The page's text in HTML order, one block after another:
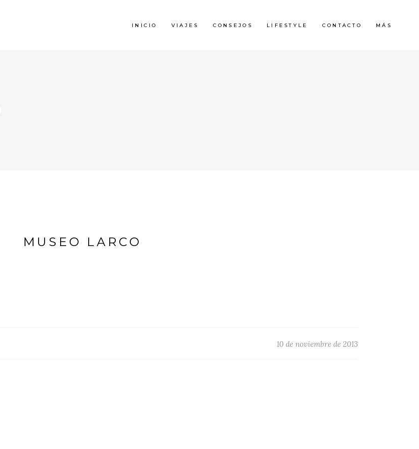
INICIO VIAJES CONSEJOS LIFESTYLE CONTACTO MÁS
MUSEO LARCO
10 de noviembre de 2013